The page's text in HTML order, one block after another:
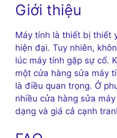
Giới thiệu
Máy tính là thiết bị thiết
hiện đại. Tuy nhiên,
lúc máy tính gặp sự cố.
một cửa hàng sửa máy
là điều quan trọng. Ở
nhiều cửa hàng sửa
dạng và giá cả cạnh